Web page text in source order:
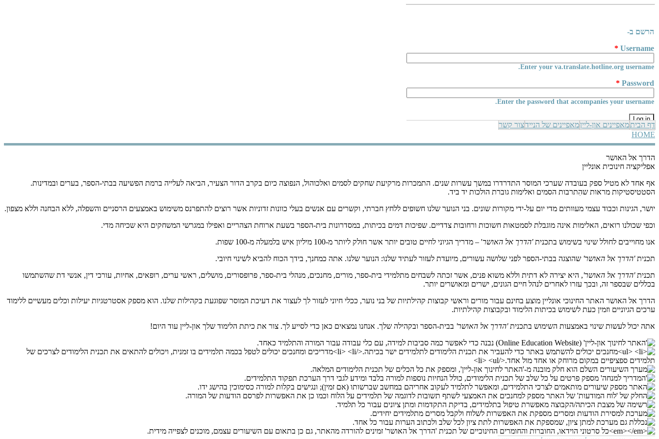
הרשם ב-
Username
*
Enter your va.translate.hotline.org username.
Password
*
Enter the password that accompanies your username.
דף הביתמאפיינים און-לייןמאפיינים של הניידצור קשר
YOU ARE HERE
HOME
הדרך אל האושר
אפליקציה חינוכית אונליין
אף אחד לא מטיל ספק בעובדה שערכי המוסר התדרדרו במשך עשרות שנים. התמכרות מרקיעת שחקים לסמים ואלכוהול, הנפוצה כיום בקרב הדור הצעיר, הביאה לעלייה ברמת הפשיעה בבתי-הספר, בערים ובמדינות.
הסטטיסטיקות מראות שהִתרבות הסמים ואלימות גוברת הולכות יד ביד.
יושר, הגינות וכבוד עצמי מעוותים מדי יום על-ידי מקורות שונים. בני הנוער שלנו חשופים ללחץ חברתי, וקשרים עם אנשים בעלי כוונות זדוניות אשר רוצים להתפרנס משימוש באמצעים הרסניים והשפלה, ללא הבחנה וללא מצפון.
וכפי שכולנו רואים, האלימות אינה מוגבלת לסמטאות חשוכות ורחובות צדדיים. שפיכות דמים בכיתות, במסדרונות בית-הספר בשעת ארוחת הצהריים ואפילו במגרשי המשחקים היא שכיחה מדי.
אנו מחוייבים לחולל שינוי בשימוש בתכנית'הדרך אל האושר' – מדריך הגיוני לחיים טובים יותר אשר חולק ליותר מ-100 מיליון איש בלמעלה מ-100 שפות.
תכנית'הדרך אל האושר' שהוצגה בבתי-הספר לפני שלושה עשורים, מיועדת לעזור לעתיד שלנו: הנוער שלנו. אתה כמחנך, בידך הכוח להביא לשינוי חיובי.
תכנית'הדרך אל האושר', היא יצירה לא דתית וללא משוא פנים, אשר זכתה לשבחים מתלמידי בית-ספר, מורים, מחנכים, מנהלי בית-ספר, פרופסורים, מושלים, ראשי ערים, רופאים, אחיות, עורכי דין, אנשי דת שהשתמשו
בכללים שבספר זה, ובכך עזרו לאחרים לנהל חיים הגונים, ישרים ומאושרים יותר.
הדרך אל האושר האתר החינוכי אונליין מוצע בחינם עבור מורים וראשי קבוצות קהילתיות של בני נוער, ככלי חיוני לעזור לך לעצור את דעיכת המוסר שפוגעת בקהילות שלנו. הוא מספק אסטרטגיות יעילות וכלים מעשיים ללימוד
ערכים הגיוניים וזמין כעת לשימוש בכיתות הלימוד ובקבוצות קהילתיות.
אתה יכול לעשות שינוי באמצעות השימוש בתכנית'הדרך אל האושר' בבית-הספר ובקהילה שלך. אנחנו נמצאים כאן כדי לסייע לך. צור את כיתת הלימוד שלך און-ליין עוד היום!